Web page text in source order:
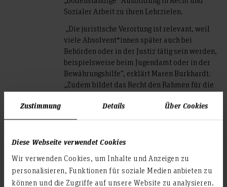
Zustimmung Details Über Cookies
Diese Webseite verwendet Cookies
Wir verwenden Cookies, um Inhalte und Anzeigen zu
personalisieren, Funktionen für soziale Medien anbieten zu
können und die Zugriffe auf unsere Website zu analysieren.
Sozialer Arbeit zu ihren Lehrzielen.
„Die juristische Verortung ist relevant, weil
viele Absolvent*innen später auch bei
Behörden oder in der Justiz tätig sein werden,
beispielsweise beim Jugendamt oder in der
Bewährungshilfe“, erklärt Maren Burkhardt.
„Zudem bildet das Recht den Rahmen für die
besonders hinsichtlich Haftung und
Strafbarkeit.“
Erfolg am Europäischen Gerichtshof für
Menschenrechte gratulieren wir herzlich. Wir
freuen uns auf den gemeinsamen Weg an der
HsH!